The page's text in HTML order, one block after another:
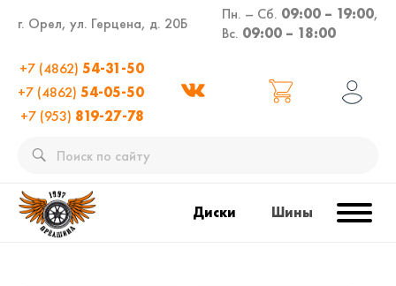
г. Орел, ул. Герцена, д. 20Б
Пн. – Сб. 09:00 – 19:00,
Вс. 09:00 – 18:00
+7 (4862) 54-31-50
+7 (4862) 54-05-50
+7 (953) 819-27-78
Диски Шины